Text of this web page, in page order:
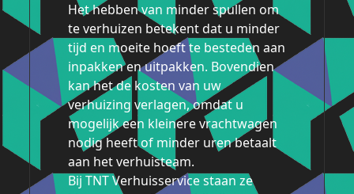
Het hebben van minder spullen om
te verhuizen betekent dat u minder
tijd en moeite hoeft te besteden aan
inpakken en uitpakken. Bovendien
kan het de kosten van uw
verhuizing verlagen, omdat u
mogelijk een kleinere vrachtwagen
nodig heeft of minder uren betaalt
aan het verhuisteam.
Bij TNT Verhuisservice staan ze